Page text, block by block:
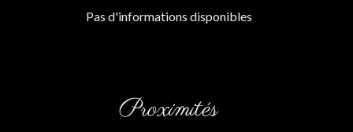
Pas d'informations disponibles
Proximités